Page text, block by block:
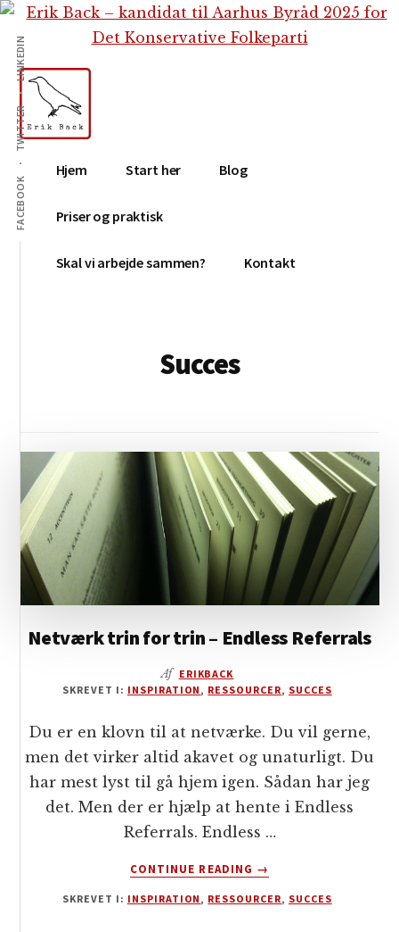
Skip
indhold
Skip
footer
Additional
menu
FACEBOOK
TWITTER
LINKEDIN
Erik
Back
Tekstforfatter,
content
creation,
blog,
Hjem Start her Blog
Priser og praktisk
Skal vi arbejde sammen? Kontakt
Succes
Netværk trin for trin – Endless Referrals
Af ERIKBACK
SKREVET I: INSPIRATION , RESSOURCER, SUCCES
Du er en klovn til at netværke. Du vil gerne,
men det virker altid akavet og unaturligt. Du
har mest lyst til gå hjem igen. Sådan har jeg
det. Men der er hjælp at hente i Endless
Referrals. Endless …
CONTINUE READING
OM
TRIN
→
SKREVET I: INSPIRATION , RESSOURCER, SUCCES